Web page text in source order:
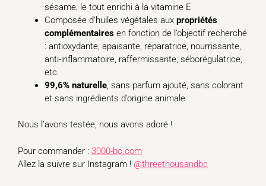
sésame, le tout enrichi à la vitamine E
Composée d’huiles végétales aux propriétés
complémentaires en fonction de l’objectif recherché
: antioxydante, apaisante, réparatrice, nourrissante,
anti-inflammatoire, raffermissante, séborégulatrice,
etc.
99,6% naturelle, sans parfum ajouté, sans colorant
et sans ingrédients d’origine animale
Nous l’avons testée, nous avons adoré !
Pour commander : 3000-bc.com
Allez la suivre sur Instagram ! @threethousandbc